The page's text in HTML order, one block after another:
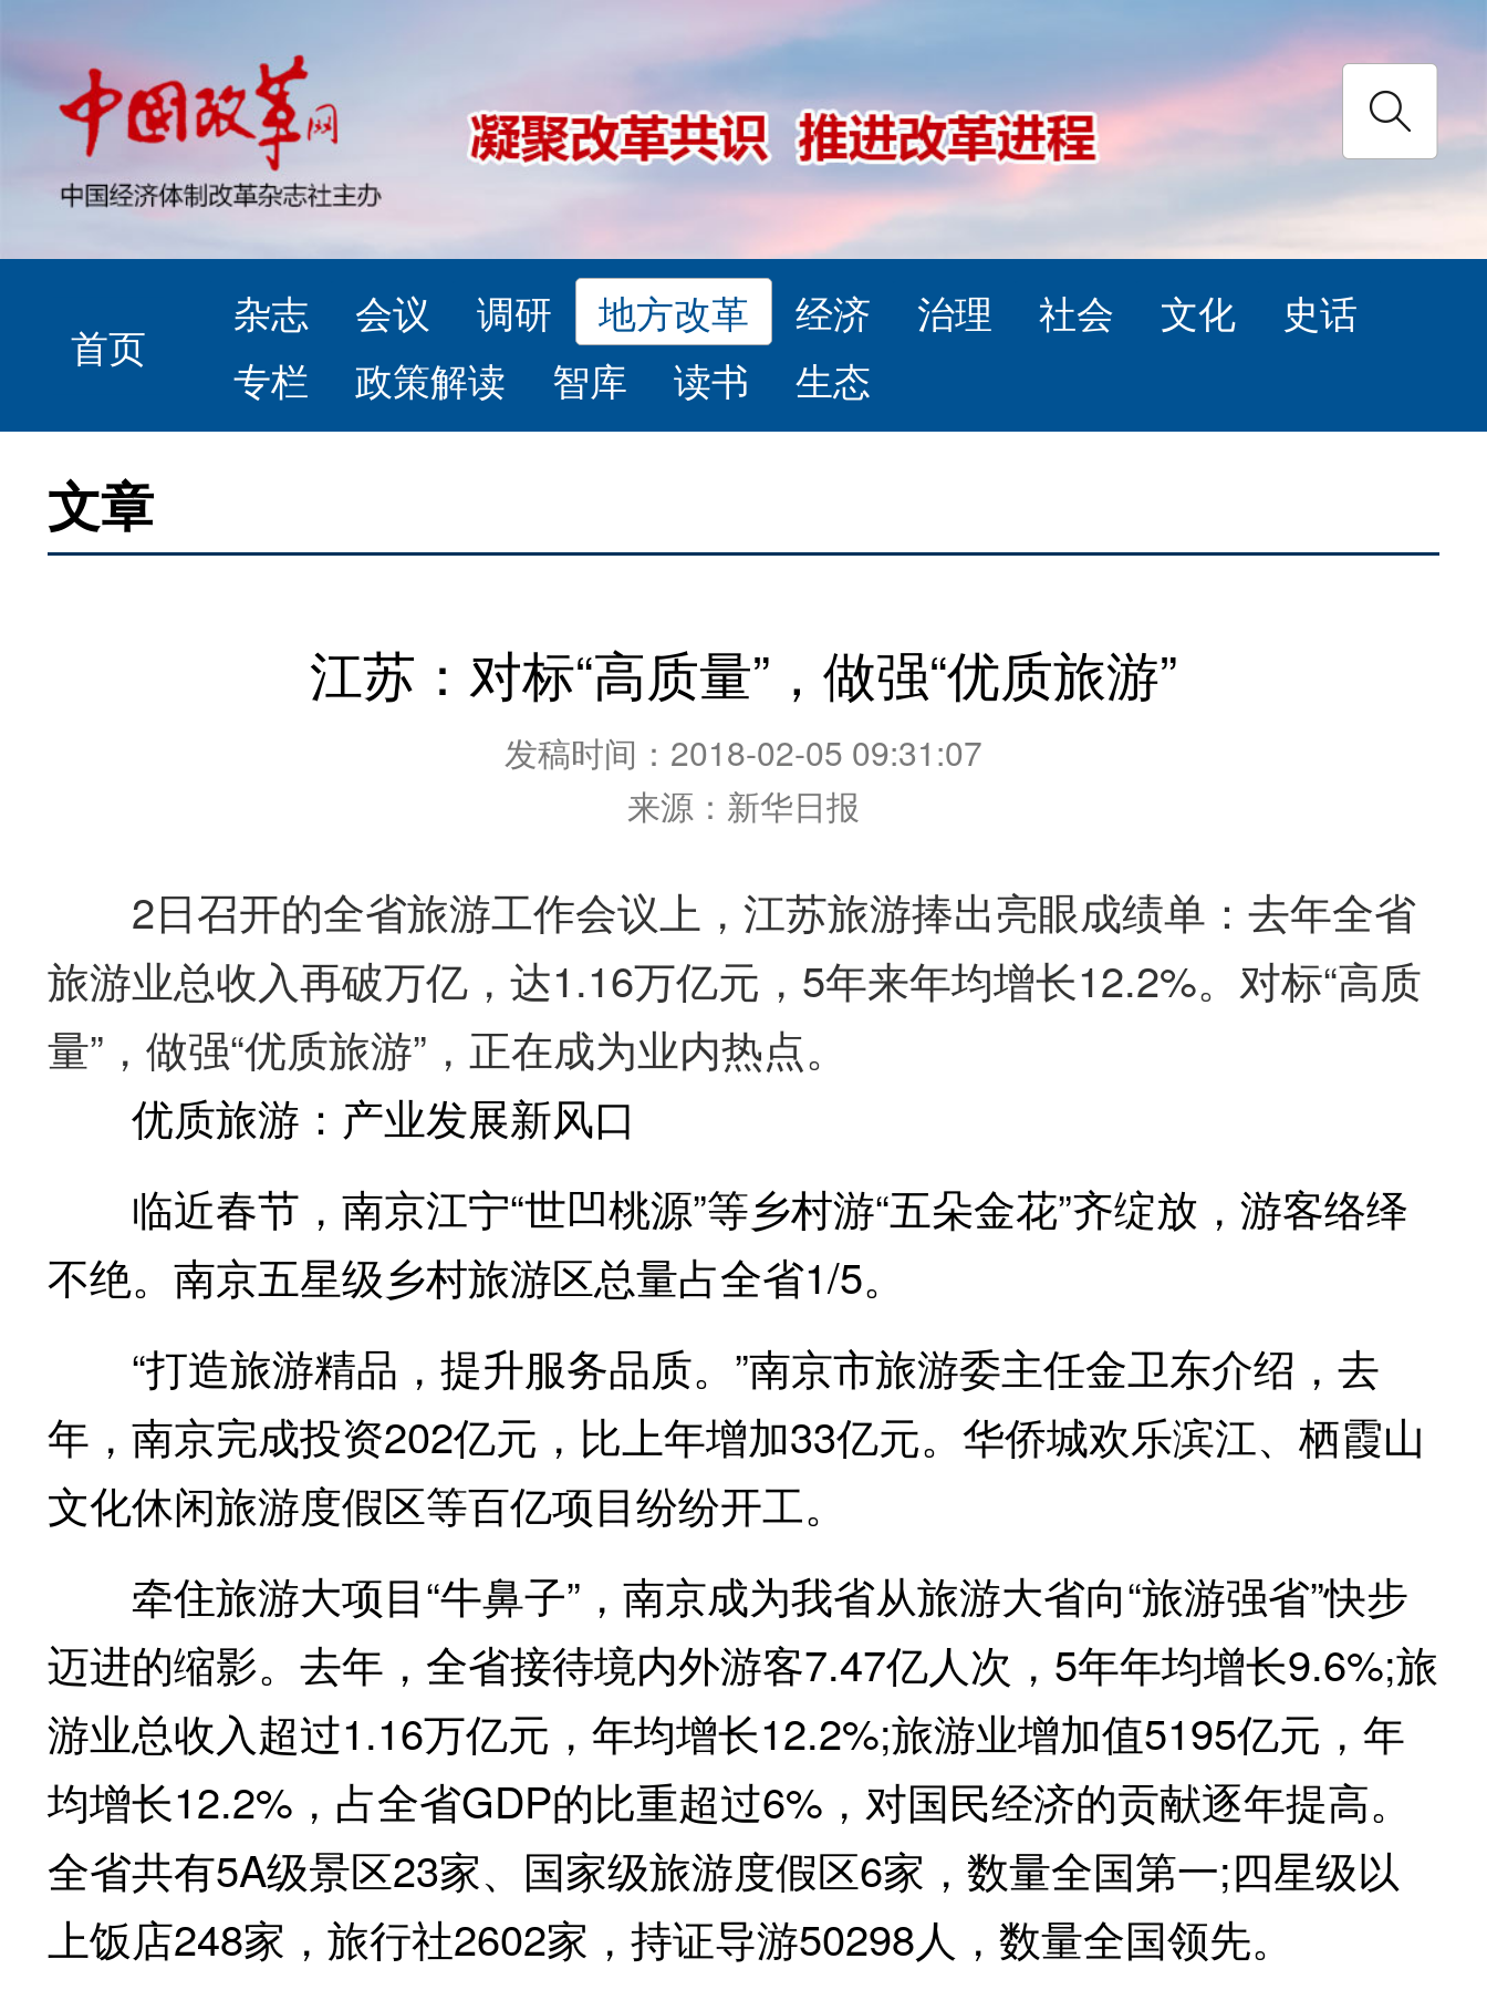
首页
杂志 会议 调研 地方改革 经济 治理 社会 文化
史话
专栏
政策解读 智库 读书 生态
文章
江苏：对标“高质量”，做强“优质旅游”
发稿时间：2018-02-05 09:31:07
来源：新华日报
2日召开的全省旅游工作会议上，江苏旅游捧出亮眼成绩单：去年全省
旅游业总收入再破万亿，达1.16万亿元，5年来年均增长12.2%。对标“高质
量”，做强“优质旅游”，正在成为业内热点。
优质旅游：产业发展新风口
临近春节，南京江宁“世凹桃源”等乡村游“五朵金花”齐绽放，游客络绎
不绝。南京五星级乡村旅游区总量占全省1/5。
“打造旅游精品，提升服务品质。”南京市旅游委主任金卫东介绍，去
年，南京完成投资202亿元，比上年增加33亿元。华侨城欢乐滨江、栖霞山
文化休闲旅游度假区等百亿项目纷纷开工。
牵住旅游大项目“牛鼻子”，南京成为我省从旅游大省向“旅游强省”快步
迈进的缩影。去年，全省接待境内外游客7.47亿人次，5年年均增长9.6%;旅
游业总收入超过1.16万亿元，年均增长12.2%;旅游业增加值5195亿元，年
均增长12.2%，占全省GDP的比重超过6%，对国民经济的贡献逐年提高。
全省共有5A级景区23家、国家级旅游度假区6家，数量全国第一;四星级以
上饭店248家，旅行社2602家，持证导游50298人，数量全国领先。